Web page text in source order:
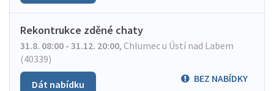
Rekontrukce zděné chaty
31.8. 08:00 - 31.12. 20:00, Chlumec u Ústí nad Labem
(40339)
BEZ NABÍDKY
Dát nabídku